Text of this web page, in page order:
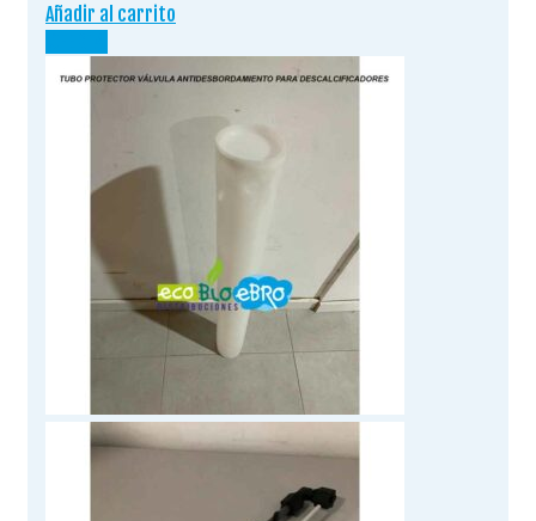
era:
12.00 €.
es:
6.00 €.
Añadir al carrito